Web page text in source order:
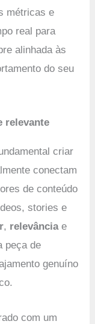
métricas e
real para
alinhada às
do seu
relevante
criar
conectam
de conteúdo
stories e
, relevânciae
peça de
genuíno
com um